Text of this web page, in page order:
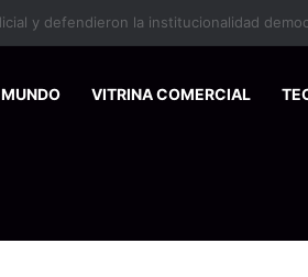
MUNDO VITRINA COMERCIAL